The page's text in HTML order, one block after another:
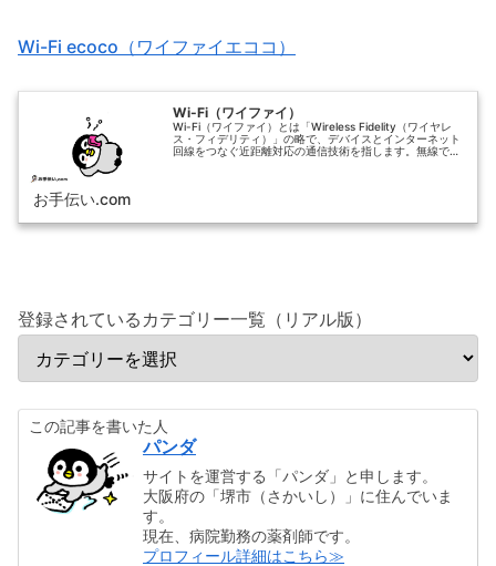
Wi-Fi ecoco（ワイファイエココ）
Wi-Fi（ワイファイ）
Wi-Fi（ワイファイ）とは「Wireless Fidelity（ワイヤレ
ス・フィデリティ）」の略で、デバイスとインターネット
回線をつなぐ近距離対応の通信技術を指します。無線でイ
お手伝い.com
登録されているカテゴリー一覧（リアル版）
この記事を書いた人
パンダ
サイトを運営する「パンダ」と申します。
大阪府の「堺市（さかいし）」に住んでいま
す。
現在、病院勤務の薬剤師です。
プロフィール詳細はこちら≫